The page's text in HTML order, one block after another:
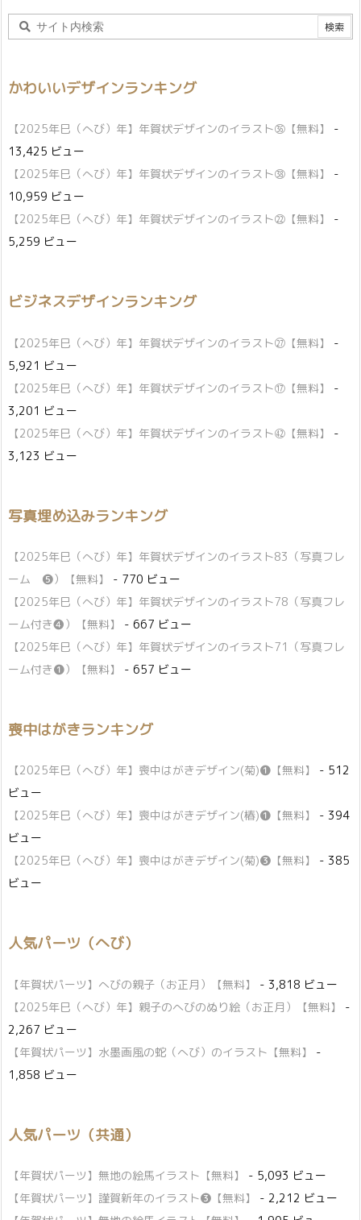
かわいいデザインランキング
【2025年巳（へび）年】年賀状デザインのイラスト㊱【無料】
-
13,425 ビュー
【2025年巳（へび）年】年賀状デザインのイラスト㊳【無料】
-
10,959 ビュー
【2025年巳（へび）年】年賀状デザインのイラスト㉒【無料】
-
5,259 ビュー
ビジネスデザインランキング
【2025年巳（へび）年】年賀状デザインのイラスト㉗【無料】
-
5,921 ビュー
【2025年巳（へび）年】年賀状デザインのイラスト⑰【無料】
-
3,201 ビュー
【2025年巳（へび）年】年賀状デザインのイラスト㊷【無料】
-
3,123 ビュー
写真埋め込みランキング
【2025年巳（へび）年】年賀状デザインのイラスト83（写真フレ
ーム ❺）【無料】
- 770 ビュー
【2025年巳（へび）年】年賀状デザインのイラスト78（写真フレ
ーム付き❹）【無料】
- 667 ビュー
【2025年巳（へび）年】年賀状デザインのイラスト71（写真フレ
ーム付き❶）【無料】
- 657 ビュー
喪中はがきランキング
【2025年巳（へび）年】喪中はがきデザイン(菊)❶【無料】
- 512
ビュー
【2025年巳（へび）年】喪中はがきデザイン(椿)❶【無料】
- 394
ビュー
【2025年巳（へび）年】喪中はがきデザイン(菊)❸【無料】
- 385
ビュー
人気パーツ（へび）
【年賀状パーツ】へびの親子（お正月）【無料】
- 3,818 ビュー
【2025年巳（へび）年】親子のへびのぬり絵（お正月）【無料】
-
2,267 ビュー
【年賀状パーツ】水墨画風の蛇（へび）のイラスト【無料】
-
1,858 ビュー
人気パーツ（共通）
【年賀状パーツ】無地の絵馬イラスト【無料】
- 5,093 ビュー
【年賀状パーツ】謹賀新年のイラスト❸【無料】
- 2,212 ビュー